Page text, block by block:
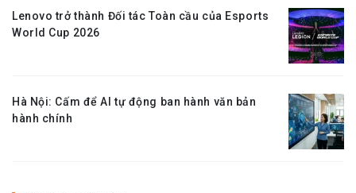
Lenovo trở thành Đối tác Toàn cầu của Esports
World Cup 2026
Hà Nội: Cấm để AI tự động ban hành văn bản
hành chính